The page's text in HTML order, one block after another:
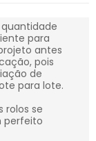
quantidade
para
antes
pois
de
para lote.
rolos se
perfeito